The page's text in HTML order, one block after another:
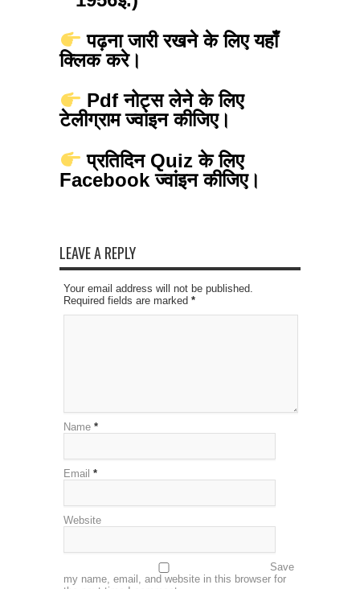
पढ़ना जारी रखने के लिए यहाँ
क्लिक करे।
Pdf नोट्स लेने के लिए
टेलीग्राम ज्वांइन कीजिए।
प्रतिदिन Quiz के लिए
Facebook ज्वांइन कीजिए।
LEAVE A REPLY
Your email address will not be published.
Required fields are marked *
Name *
Email *
Website
Save
my name, email, and website in this browser for